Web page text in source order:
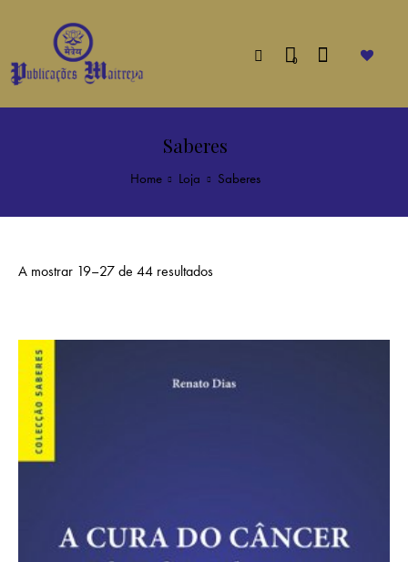
0
Saberes
Home Loja Saberes
A mostrar 19–27 de 44 resultados